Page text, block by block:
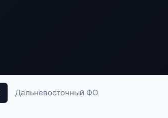
Дальневосточный ФО